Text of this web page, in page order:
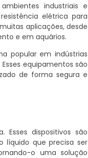
industriais e
elétrica para
aplicações, desde
e em aquários.
popular em indústrias
equipamentos são
de forma segura e
Esses dispositivos são
líquido que precisa ser
o uma solução